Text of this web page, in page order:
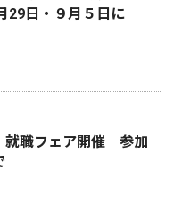
29日・９月５日に
職フェア開催 参加